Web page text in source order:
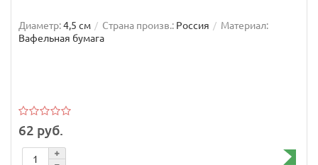
Диаметр:4,5 см Страна произв.: Россия
Материал:
Вафельная бумага
62 руб.